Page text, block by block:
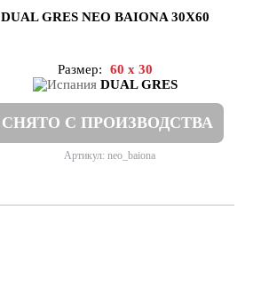
DUAL GRES NEO BAIONA 30X60
Размер:
60 x 30
DUAL GRES
СНЯТО С ПРОИЗВОДСТВА
Артикул: neo_baiona